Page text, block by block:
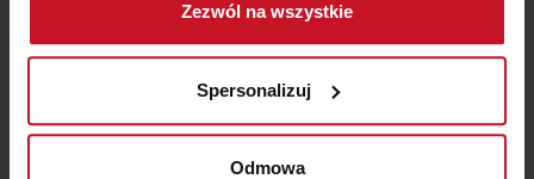
geograficznej z dokładnością nawet do kilku metrów
Identyfikować Twoje urządzenie, aktywnie
(fingerprinting, czyli wirtualny odcisk palca)
Dowiedz się więcej odnośnie tego, jak Twoje osobiste
dane są przetwarzane oraz ustaw własne preferencje w
Zezwól na wszystkie
Spersonalizuj
Odmowa